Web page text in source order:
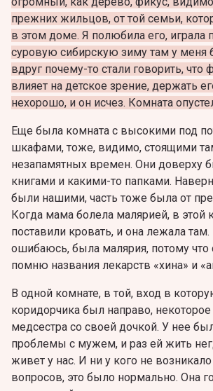
прежних жильцов, от той семьи,
в этом доме. Я полюбила его, играла
суровую сибирскую зиму там у меня
вдруг почему-то стали говорить, что
влияет на детское зрение, держать
нехорошо, и он исчез. Комната
Еще была комната с высокими под
шкафами, тоже, видимо, стоящими
незапамятных времен. Они доверху
книгами и какими-то папками.
были нашими, часть тоже была от
Когда мама болела малярией, в этой
поставили кровать, и она лежала
ошибаюсь, была малярия, потому что
помню названия лекарств «хина» и
В одной комнате, в той, вход в
коридорчика был направо,
медсестра со своей дочкой. У нее
проблемы с мужем, и раз ей жить
живет у нас. И ни у кого не
вопросов, это было нормально. Она